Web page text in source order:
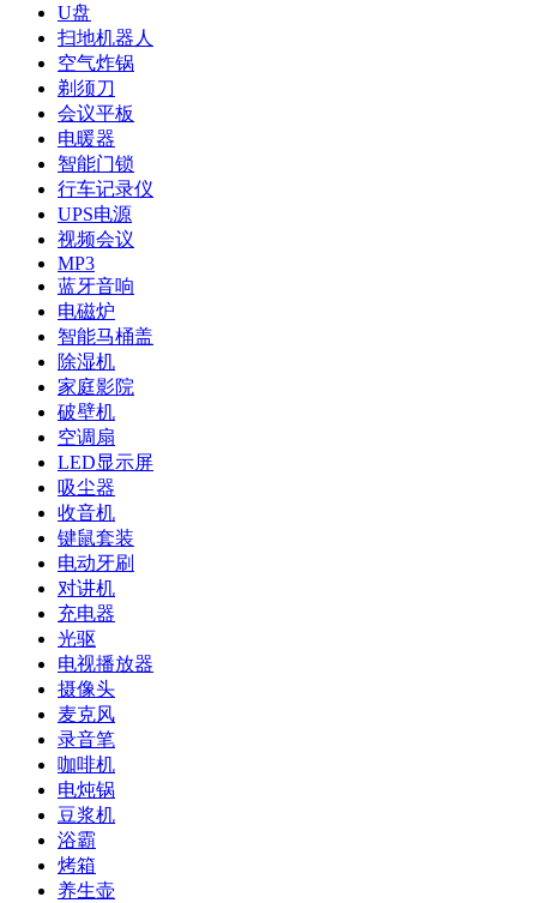
U盘
扫地机器人
空气炸锅
剃须刀
会议平板
电暖器
智能门锁
行车记录仪
UPS电源
视频会议
MP3
蓝牙音响
电磁炉
智能马桶盖
除湿机
家庭影院
破壁机
空调扇
LED显示屏
吸尘器
收音机
键鼠套装
电动牙刷
对讲机
充电器
光驱
电视播放器
摄像头
麦克风
录音笔
咖啡机
电炖锅
豆浆机
浴霸
烤箱
养生壶